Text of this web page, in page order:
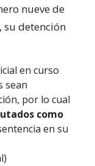
nueve de
su detención
en curso
sean
por lo cual
como
en su